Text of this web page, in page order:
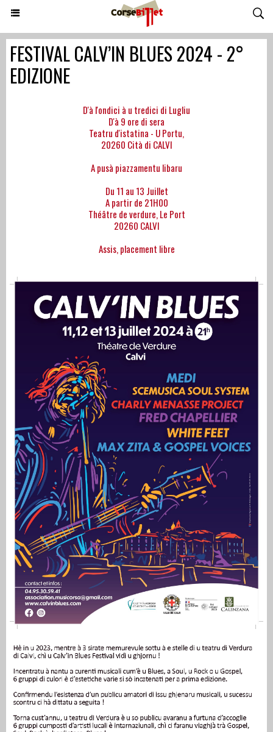
FESTIVAL CALV’IN BLUES 2024 - 2°
EDIZIONE
D'à l'ondici à u tredici di Lugliu
D'à 9 ore di sera
Teatru d'istatina - U Portu,
20260 Cità di CALVI
A pusà piazzamentu libaru
Du 11 au 13 Juillet
A partir de 21H00
Théâtre de verdure, Le Port
20260 CALVI
Assis, placement libre